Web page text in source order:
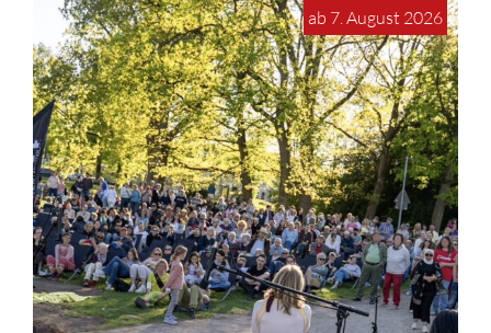
ab 7. August 2026